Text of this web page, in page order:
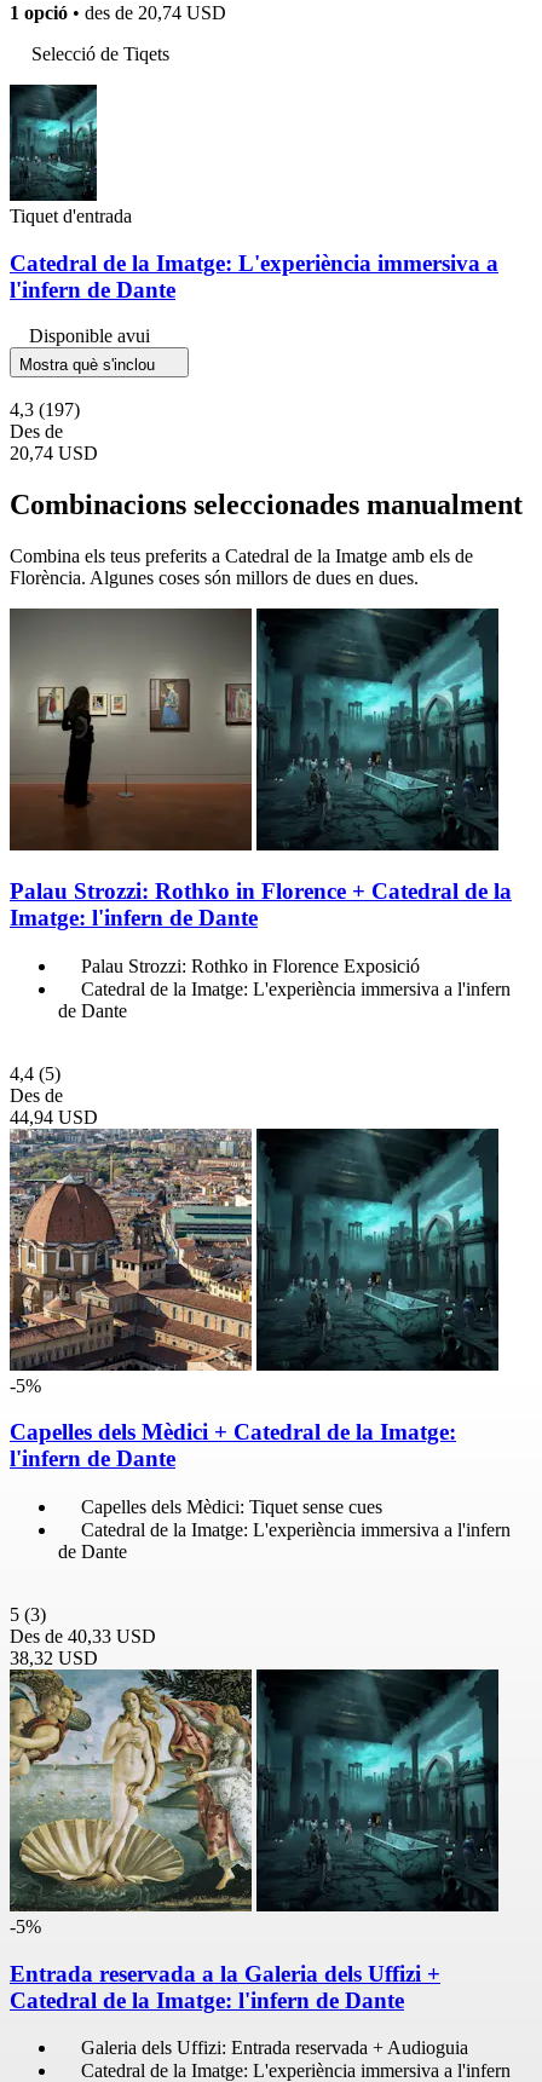
1 opció • des de 20,74 USD
Selecció de Tiqets
Tiquet d'entrada
Catedral de la Imatge: L'experiència immersiva a
l'infern de Dante
Disponible avui
Mostra què s'inclou
4,3 (197)
Des de
20,74 USD
Combinacions seleccionades manualment
Combina els teus preferits a Catedral de la Imatge amb els de
Florència. Algunes coses són millors de dues en dues.
Palau Strozzi: Rothko in Florence + Catedral de la
Imatge: l'infern de Dante
Palau Strozzi: Rothko in Florence Exposició
Catedral de la Imatge: L'experiència immersiva a l'infern
de Dante
4,4 (5)
Des de
44,94 USD
-5%
Capelles dels Mèdici + Catedral de la Imatge:
l'infern de Dante
Capelles dels Mèdici: Tiquet sense cues
Catedral de la Imatge: L'experiència immersiva a l'infern
de Dante
5 (3)
Des de 40,33 USD
38,32 USD
-5%
Entrada reservada a la Galeria dels Uffizi +
Catedral de la Imatge: l'infern de Dante
Galeria dels Uffizi: Entrada reservada + Audioguia
Catedral de la Imatge: L'experiència immersiva a l'infern